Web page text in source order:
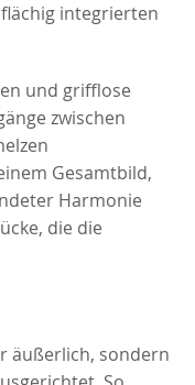
integrierten
und grifflose
zwischen
Gesamtbild,
Harmonie
die die
äußerlich, sondern